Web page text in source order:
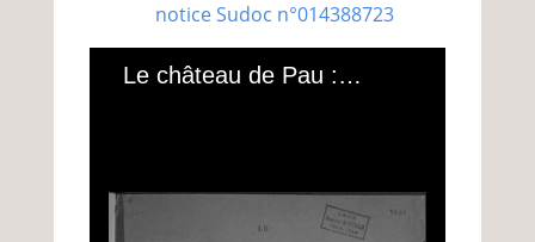
notice Sudoc n°014388723